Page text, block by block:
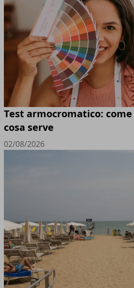
Test armocromatico:
cosa serve
02/08/2026